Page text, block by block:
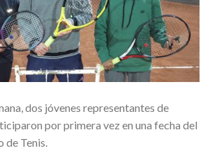
dos jóvenes representantes de
por primera vez en una fecha del
de Tenis.